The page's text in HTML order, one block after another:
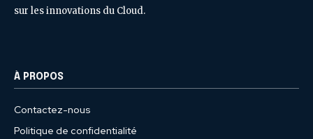
sur les innovations du Cloud.
À PROPOS
Contactez-nous
Politique de confidentialité